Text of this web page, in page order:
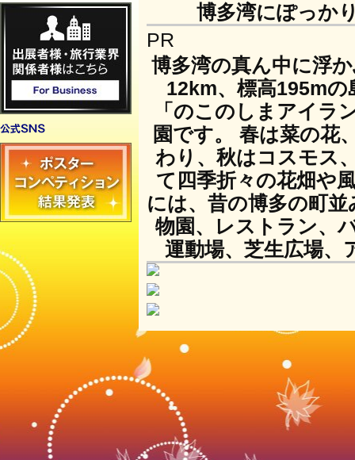
博多湾にぽっ
PR
博多湾の真ん中に浮
12km、標高195m
「のこのしまアイラ
園です。 春は菜の花
わり、秋はコスモス
て四季折々の花畑や
には、昔の博多の町
物園、レストラン、
運動場、芝生広場